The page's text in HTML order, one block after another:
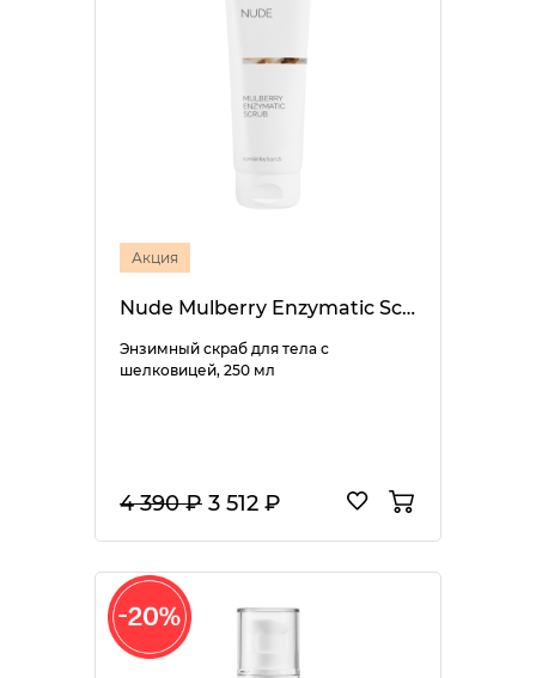
Акция
Nude Mulberry Enzymatic Scrub
Энзимный скраб для тела с
шелковицей, 250 мл
4 390 ₽ 3 512 ₽